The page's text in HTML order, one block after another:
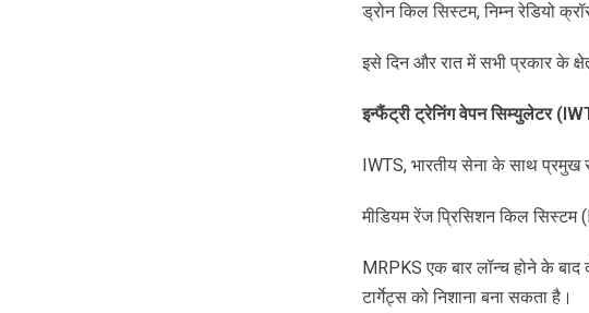
ड्रोन किल सिस्टम, निम्न रेडियो
इसे दिन और रात में सभी प्रकार के
इन्फैंट्री ट्रेनिंग वेपन सिम्युलेटर
IWTS, भारतीय सेना के साथ प्रमुख
मीडियम रेंज प्रिसिशन किल सिस्टम
MRPKS एक बार लॉन्च होने के
टार्गेट्स को निशाना बना सकता है।